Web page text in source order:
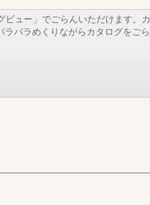
ビュー」でごらんいただけます。カ
ラパラめくりながらカタログをごら